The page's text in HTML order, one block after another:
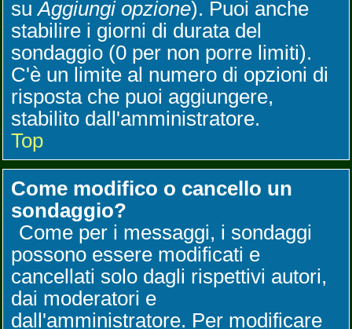
suAggiungi opzione). Puoi anche
stabilire i giorni di durata del
sondaggio (0 per non porre limiti).
C'è un limite al numero di opzioni di
risposta che puoi aggiungere,
stabilito dall'amministratore.
Top
Come modifico o cancello un
sondaggio?
Come per i messaggi, i sondaggi
possono essere modificati e
cancellati solo dagli rispettivi autori,
dai moderatori e
dall'amministratore. Per modificare